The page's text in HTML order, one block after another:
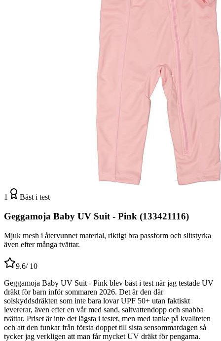
1 Bäst i test
Geggamoja Baby UV Suit - Pink (133421116)
Mjuk mesh i återvunnet material, riktigt bra passform och slitstyrka
även efter många tvättar.
9.6/ 10
Geggamoja Baby UV Suit - Pink blev bäst i test när jag testade UV
dräkt för barn inför sommaren 2026. Det är den där
solskyddsdräkten som inte bara lovar UPF 50+ utan faktiskt
levererar, även efter en vår med sand, saltvattendopp och snabba
tvättar. Priset är inte det lägsta i testet, men med tanke på kvaliteten
och att den funkar från första doppet till sista sensommardagen så
tycker jag verkligen att man får mycket UV dräkt för pengarna.